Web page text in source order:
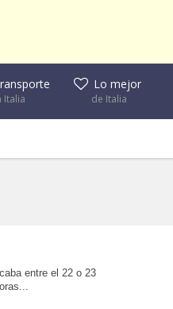
Italia
Lo mejor
de Italia
entre el 22 o 23